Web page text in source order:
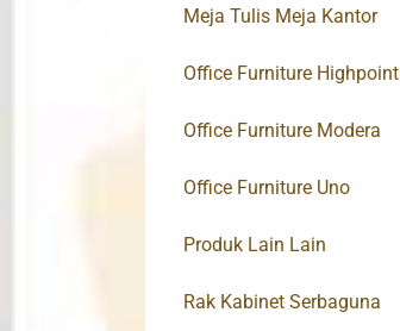
Meja Tulis Meja Kantor
Office Furniture Highpoint
Office Furniture Modera
Office Furniture Uno
Produk Lain Lain
Rak Kabinet Serbaguna